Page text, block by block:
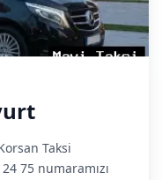
Taksi
75 numaramızı